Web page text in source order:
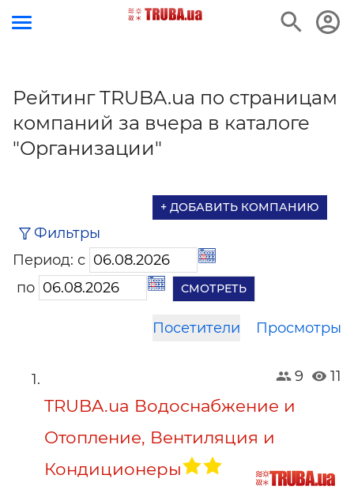
Рейтинг TRUBA.ua по страницам
компаний за вчера в каталоге
"Организации"
+ ДОБАВИТЬ КОМПАНИЮ
Фильтры
Период: с
по
Посетители Просмотры
9 11
TRUBA.ua Водоснабжение и
Отопление, Вентиляция и
Кондиционеры